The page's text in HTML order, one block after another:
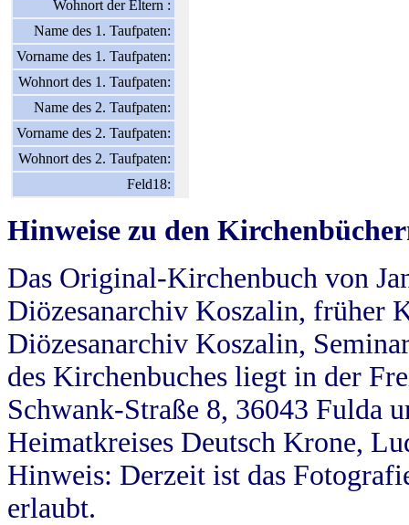
Wohnort der Eltern :
Name des 1. Taufpaten:
Vorname des 1. Taufpaten:
Wohnort des 1. Taufpaten:
Name des 2. Taufpaten:
Vorname des 2. Taufpaten:
Wohnort des 2. Taufpaten:
Feld18:
Hinweise zu den
Das Original-Kirchenbuch von
Diözesanarchiv Koszalin, früher
Diözesanarchiv Koszalin,
des Kirchenbuches liegt in der
Schwank-Straße 8, 36043 Fulda
Heimatkreises Deutsch Krone,
Hinweis: Derzeit ist das
erlaubt.